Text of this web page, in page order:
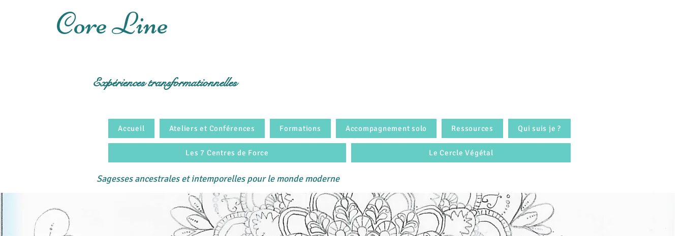
Core Line
Expériences transformationnelles
Accueil Ateliers et Conférences Formations Accompagnement solo Ressources Qui suis je ?
Les 7 Centres de Force Le Cercle Végétal
Sagesses ancestrales et intemporelles pour le monde moderne